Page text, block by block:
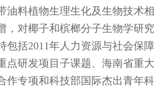
油料植物生理生化及生物技术
，对椰子和槟榔分子生物学研
包括2011年人力资源与社会保
点研发项目子课题、海南省重
作专项和科技部国际杰出青年